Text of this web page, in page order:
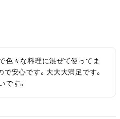
色々な料理に混ぜて使ってま
安心です。大大大満足です。
です。